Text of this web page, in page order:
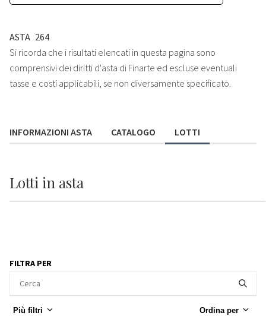
ASTA 264
Si ricorda che i risultati elencati in questa pagina sono
comprensivi dei diritti d'asta di Finarte ed escluse eventuali
tasse e costi applicabili, se non diversamente specificato.
INFORMAZIONI ASTA CATALOGO LOTTI
Lotti in asta
FILTRA PER
Più filtri Ordina per